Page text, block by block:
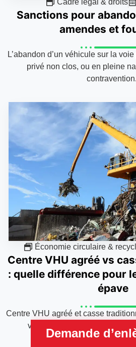
Sanctions pour
amendes et
L’abandon d’un véhicule sur la
privé non clos, ou en pleine
Économie circulaire &
Centre VHU agréé vs
: quelle différence pour
épave
Centre VHU agréé et casse
véhicules en fin de vie, mais
économiques
Demande